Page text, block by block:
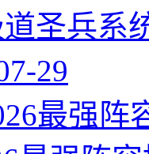
圣兵系
29
最强